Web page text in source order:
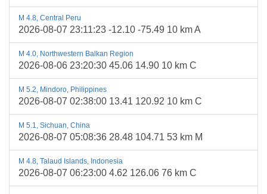
M 4.8, Central Peru
2026-08-07 23:11:23 -12.10 -75.49 10 km A
M 4.0, Northwestern Balkan Region
2026-08-06 23:20:30 45.06 14.90 10 km C
M 5.2, Mindoro, Philippines
2026-08-07 02:38:00 13.41 120.92 10 km C
M 5.1, Sichuan, China
2026-08-07 05:08:36 28.48 104.71 53 km M
M 4.8, Talaud Islands, Indonesia
2026-08-07 06:23:00 4.62 126.06 76 km C